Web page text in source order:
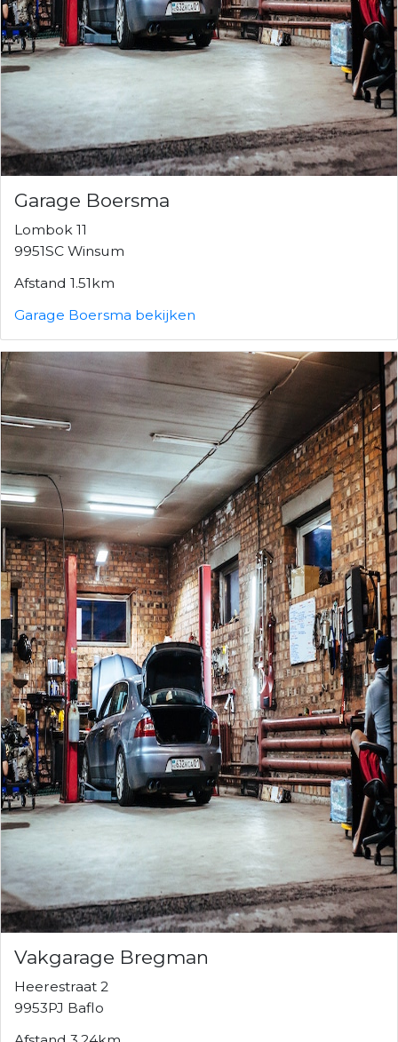
Garage Boersma
Lombok 11
9951SC Winsum
Afstand 1.51km
Garage Boersma bekijken
Vakgarage Bregman
Heerestraat 2
9953PJ Baflo